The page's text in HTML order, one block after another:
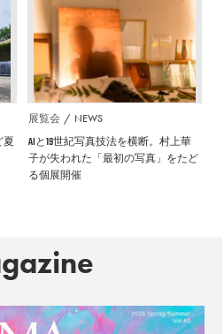
夏
展覧会 NEWS
AIと19世紀写真技法を横断。村上華
子が失われた「最初の写真」をたど
る個展開催